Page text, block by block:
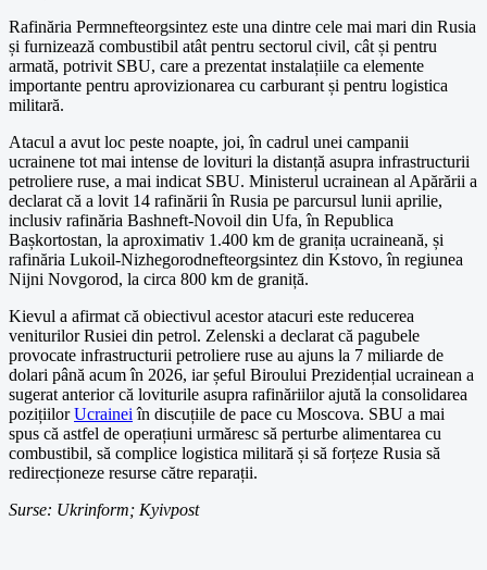
Rafinăria Permnefteorgsintez este una dintre cele mai mari din Rusia
și furnizează combustibil atât pentru sectorul civil, cât și pentru
armată, potrivit SBU, care a prezentat instalațiile ca elemente
importante pentru aprovizionarea cu carburant și pentru logistica
militară.
Atacul a avut loc peste noapte, joi, în cadrul unei campanii
ucrainene tot mai intense de lovituri la distanță asupra infrastructurii
petroliere ruse, a mai indicat SBU. Ministerul ucrainean al Apărării a
declarat că a lovit 14 rafinării în Rusia pe parcursul lunii aprilie,
inclusiv rafinăria Bashneft-Novoil din Ufa, în Republica
Bașkortostan, la aproximativ 1.400 km de granița ucraineană, și
rafinăria Lukoil-Nizhegorodnefteorgsintez din Kstovo, în regiunea
Nijni Novgorod, la circa 800 km de graniță.
Kievul a afirmat că obiectivul acestor atacuri este reducerea
veniturilor Rusiei din petrol. Zelenski a declarat că pagubele
provocate infrastructurii petroliere ruse au ajuns la 7 miliarde de
dolari până acum în 2026, iar șeful Biroului Prezidențial ucrainean a
sugerat anterior că loviturile asupra rafinăriilor ajută la consolidarea
pozițiilorUcrainei în discuțiile de pace cu Moscova. SBU a mai
spus că astfel de operațiuni urmăresc să perturbe alimentarea cu
combustibil, să complice logistica militară și să forțeze Rusia să
redirecționeze resurse către reparații.
Surse: Ukrinform; Kyivpost